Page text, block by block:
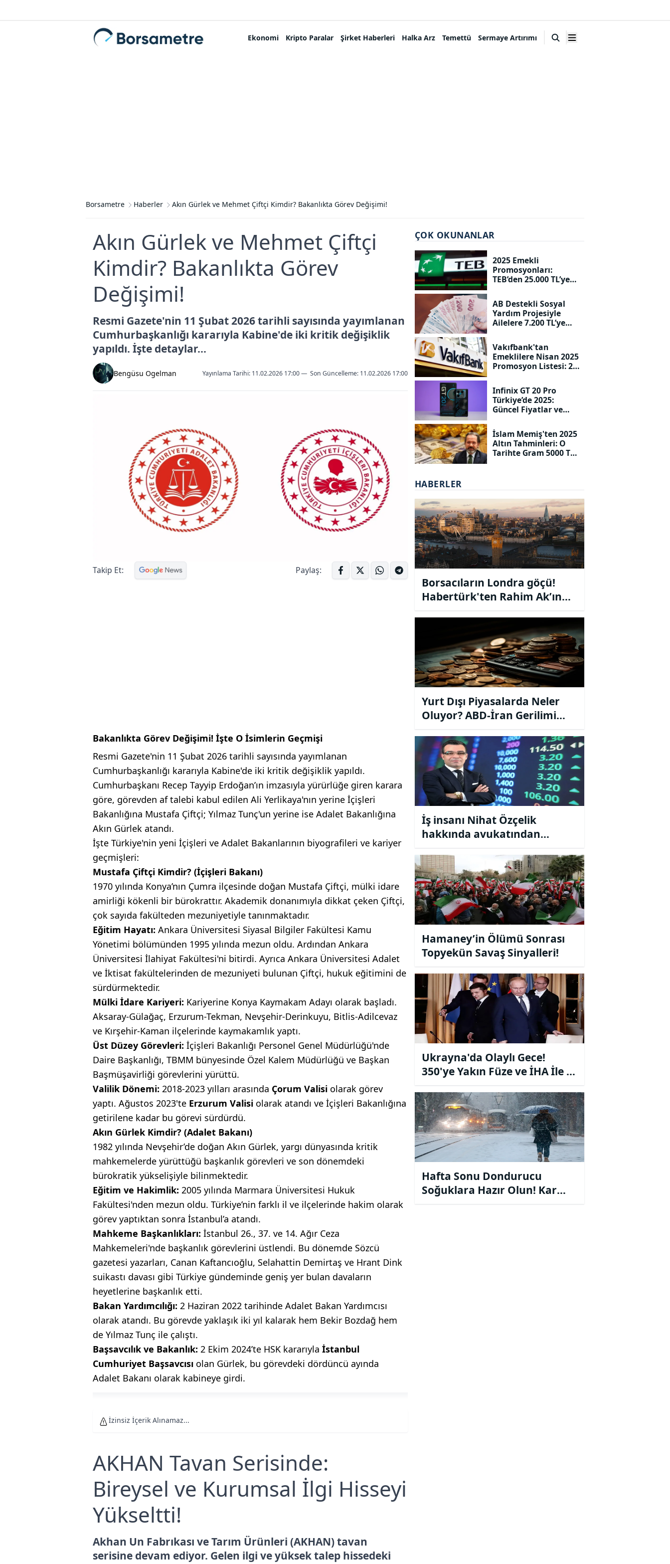
Ekonomi Kripto Paralar Şirket Haberleri Halka Arz Temettü Sermaye Artırımı
Borsametre Haberler Akın Gürlek ve Mehmet Çiftçi Kimdir? Bakanlıkta Görev Değişimi!
Akın Gürlek ve Mehmet Çiftçi
Kimdir? Bakanlıkta Görev
Değişimi!
Resmi Gazete'nin 11 Şubat 2026 tarihli sayısında yayımlanan
Cumhurbaşkanlığı kararıyla Kabine'de iki kritik değişiklik
yapıldı. İşte detaylar...
Bengüsu Ogelman Yayınlama Tarihi: 11.02.2026 17:00— Son Güncelleme: 11.02.2026 17:00
Takip Et: Paylaş:
Bakanlıkta Görev Değişimi! İşte O İsimlerin Geçmişi
Resmi Gazete'nin 11 Şubat 2026 tarihli sayısında yayımlanan
Cumhurbaşkanlığı kararıyla Kabine'de iki kritik değişiklik yapıldı.
Cumhurbaşkanı Recep Tayyip Erdoğan’ın imzasıyla yürürlüğe giren karara
göre, görevden af talebi kabul edilen Ali Yerlikaya'nın yerine İçişleri
Bakanlığına Mustafa Çiftçi; Yılmaz Tunç'un yerine ise Adalet Bakanlığına
Akın Gürlek atandı.
İşte Türkiye'nin yeni İçişleri ve Adalet Bakanlarının biyografileri ve kariyer
geçmişleri:
Mustafa Çiftçi Kimdir? (İçişleri Bakanı)
1970 yılında Konya’nın Çumra ilçesinde doğan Mustafa Çiftçi, mülki idare
amirliği kökenli bir bürokrattır. Akademik donanımıyla dikkat çeken Çiftçi,
çok sayıda fakülteden mezuniyetiyle tanınmaktadır.
Eğitim Hayatı: Ankara Üniversitesi Siyasal Bilgiler Fakültesi Kamu
Yönetimi bölümünden 1995 yılında mezun oldu. Ardından Ankara
Üniversitesi İlahiyat Fakültesi'ni bitirdi. Ayrıca Ankara Üniversitesi Adalet
ve İktisat fakültelerinden de mezuniyeti bulunan Çiftçi, hukuk eğitimini de
sürdürmektedir.
Mülki İdare Kariyeri: Kariyerine Konya Kaymakam Adayı olarak başladı.
Aksaray-Gülağaç, Erzurum-Tekman, Nevşehir-Derinkuyu, Bitlis-Adilcevaz
ve Kırşehir-Kaman ilçelerinde kaymakamlık yaptı.
Üst Düzey Görevleri: İçişleri Bakanlığı Personel Genel Müdürlüğü'nde
Daire Başkanlığı, TBMM bünyesinde Özel Kalem Müdürlüğü ve Başkan
Başmüşavirliği görevlerini yürüttü.
Valilik Dönemi: 2018-2023 yılları arasında Çorum Valisi olarak görev
yaptı. Ağustos 2023'te Erzurum Valisi olarak atandı ve İçişleri Bakanlığına
getirilene kadar bu görevi sürdürdü.
Akın Gürlek Kimdir? (Adalet Bakanı)
1982 yılında Nevşehir’de doğan Akın Gürlek, yargı dünyasında kritik
mahkemelerde yürüttüğü başkanlık görevleri ve son dönemdeki
bürokratik yükselişiyle bilinmektedir.
Eğitim ve Hakimlik: 2005 yılında Marmara Üniversitesi Hukuk
Fakültesi'nden mezun oldu. Türkiye’nin farklı il ve ilçelerinde hakim olarak
görev yaptıktan sonra İstanbul’a atandı.
Mahkeme Başkanlıkları: İstanbul 26., 37. ve 14. Ağır Ceza
Mahkemeleri'nde başkanlık görevlerini üstlendi. Bu dönemde Sözcü
gazetesi yazarları, Canan Kaftancıoğlu, Selahattin Demirtaş ve Hrant Dink
suikastı davası gibi Türkiye gündeminde geniş yer bulan davaların
heyetlerine başkanlık etti.
Bakan Yardımcılığı: 2 Haziran 2022 tarihinde Adalet Bakan Yardımcısı
olarak atandı. Bu görevde yaklaşık iki yıl kalarak hem Bekir Bozdağ hem
de Yılmaz Tunç ile çalıştı.
Başsavcılık ve Bakanlık: 2 Ekim 2024’te HSK kararıyla İstanbul
Cumhuriyet Başsavcısı olan Gürlek, bu görevdeki dördüncü ayında
Adalet Bakanı olarak kabineye girdi.
İzinsiz İçerik Alınamaz...
AKHAN Tavan Serisinde:
Bireysel ve Kurumsal İlgi Hisseyi
Yükseltti!
Akhan Un Fabrıkası ve Tarım Ürünleri (AKHAN) tavan
serisine devam ediyor. Gelen ilgi ve yüksek talep hissedeki
ÇOK OKUNANLAR
2025 Emekli
Promosyonları:
TEB’den 25.000 TL’ye
AB Destekli Sosyal
Yardım Projesiyle
Ailelere 7.200 TL’ye
Vakıfbank'tan
Emeklilere Nisan 2025
Promosyon Listesi: 20
Dayandı!
Infinix GT 20 Pro
Türkiye’de 2025:
Güncel Fiyatlar ve
İslam Memiş'ten 2025
Altın Tahminleri: O
Tarihte Gram 5000 TL
HABERLER
Borsacıların Londra göçü!
Habertürk'ten Rahim Ak’ın
borsacıların yurtdışına kaçış
Yurt Dışı Piyasalarda Neler
Oluyor? ABD-İran Gerilimi
Piyasaları Nasıl Etkiledi?
İş insanı Nihat Özçelik
hakkında avukatından
açıklama geldi…
Hamaney’in Ölümü Sonrası
Topyekün Savaş Sinyalleri!
Ukrayna'da Olaylı Gece!
350'ye Yakın Füze ve İHA İle Eş
Zamanlı Saldırı
Hafta Sonu Dondurucu
Soğuklara Hazır Olun! Kar
Alarmı Verildi